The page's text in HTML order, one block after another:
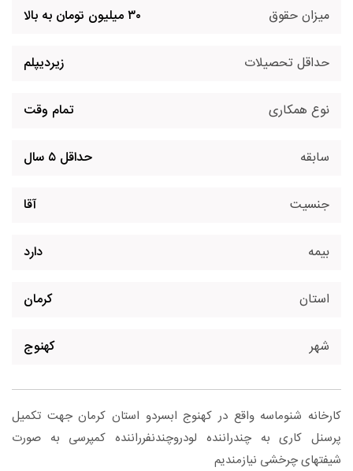
میزان حقوق ۳۰ میلیون تومان به بالا
حداقل تحصیلات زیردیپلم
نوع همکاری تمام وقت
سابقه حداقل ۵ سال
جنسیت آقا
بیمه دارد
استان کرمان
شهر کهنوج
کارخانه شنوماسه واقع در کهنوج ابسردو استان کرمان جهت تکمیل
پرسنل کاری به چندراننده لودروچندنفرراننده کمپرسی به صورت
شیفتهای چرخشی نیازمندیم